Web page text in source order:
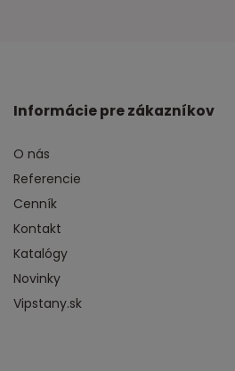
Informácie pre zákazníkov
O nás
Referencie
Cenník
Kontakt
Katalógy
Novinky
Vipstany.sk